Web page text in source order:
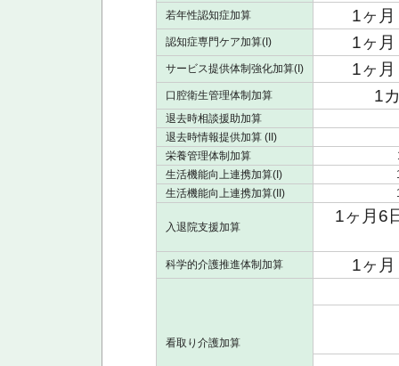
若年性認知症加算 1ヶ
認知症専門ケア加算(I) 1ヶ
サービス提供体制強化加算(I) 1ヶ
口腔衛生管理体制加算 1
退去時相談援助加算
退去時情報提供加算 (II)
栄養管理体制加算
生活機能向上連携加算(I)
生活機能向上連携加算(II)
入退院支援加算
1ヶ月6
科学的介護推進体制加算 1ヶ
看取り介護加算